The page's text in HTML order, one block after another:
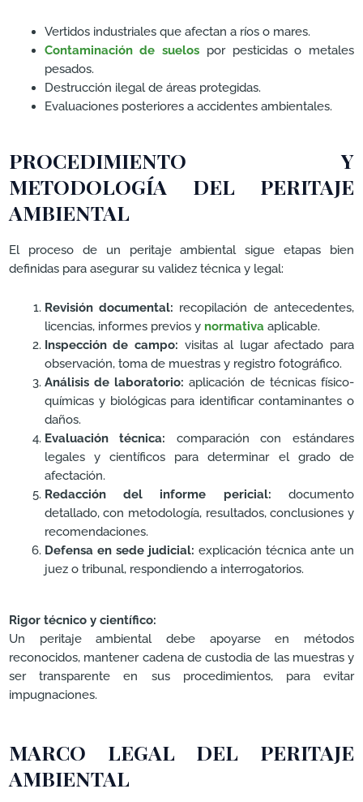
Vertidos industriales que afectan a ríos o mares.
Contaminación de suelos por pesticidas o metales
pesados.
Destrucción ilegal de áreas protegidas.
Evaluaciones posteriores a accidentes ambientales.
PROCEDIMIENTO Y
METODOLOGÍA DEL PERITAJE
AMBIENTAL
El proceso de un peritaje ambiental sigue etapas bien
definidas para asegurar su validez técnica y legal:
Revisión documental: recopilación de antecedentes,
licencias, informes previos y normativa aplicable.
Inspección de campo: visitas al lugar afectado para
observación, toma de muestras y registro fotográfico.
Análisis de laboratorio: aplicación de técnicas físico-
químicas y biológicas para identificar contaminantes o
daños.
Evaluación técnica: comparación con estándares
legales y científicos para determinar el grado de
afectación.
Redacción del informe pericial: documento
detallado, con metodología, resultados, conclusiones y
recomendaciones.
Defensa en sede judicial: explicación técnica ante un
juez o tribunal, respondiendo a interrogatorios.
Rigor técnico y científico:
Un peritaje ambiental debe apoyarse en métodos
reconocidos, mantener cadena de custodia de las muestras y
ser transparente en sus procedimientos, para evitar
impugnaciones.
MARCO LEGAL DEL PERITAJE
AMBIENTAL